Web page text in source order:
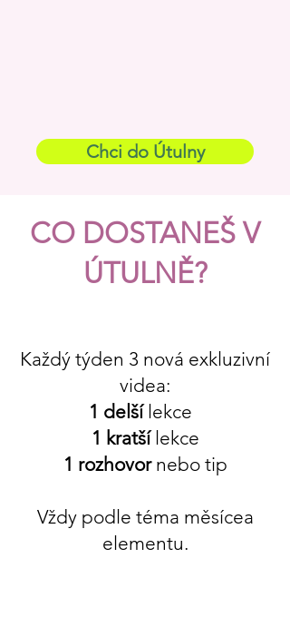
Chci do Útulny
CO DOSTANEŠ V
ÚTULNĚ?
Každý týden 3 nová exkluzivní
videa:
1 delšílekce
1 kratšílekce
1 rozhovornebo tip
Vždy podle téma měsícea
elementu.